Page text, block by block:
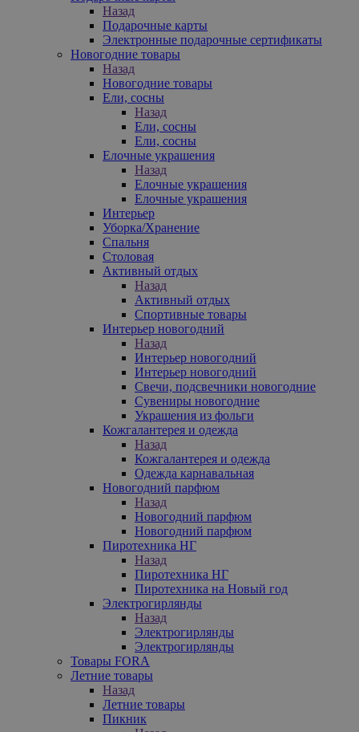
Назад
Подарочные карты
Электронные подарочные сертификаты
Новогодние товары
Назад
Новогодние товары
Ели, сосны
Назад
Ели, сосны
Ели, сосны
Елочные украшения
Назад
Елочные украшения
Елочные украшения
Интерьер
Уборка/Хранение
Спальня
Столовая
Активный отдых
Назад
Активный отдых
Спортивные товары
Интерьер новогодний
Назад
Интерьер новогодний
Интерьер новогодний
Свечи, подсвечники новогодние
Сувениры новогодние
Украшения из фольги
Кожгалантерея и одежда
Назад
Кожгалантерея и одежда
Одежда карнавальная
Новогодний парфюм
Назад
Новогодний парфюм
Новогодний парфюм
Пиротехника НГ
Назад
Пиротехника НГ
Пиротехника на Новый год
Электрогирлянды
Назад
Электрогирлянды
Электрогирлянды
Товары FORA
Летние товары
Назад
Летние товары
Пикник